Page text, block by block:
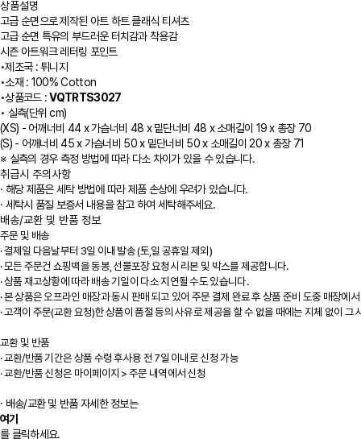
상품설명
고급 순면으로 제작된 아트 하트 클래식 티셔츠
고급 순면 특유의 부드러운 터치감과 착용감
시즌 아트워크 레터링 포인트
•제조국 : 튀니지
•소재 : 100% Cotton
•상품코드 :VQTRTS3027
• 실측(단위 cm)
(XS) - 어깨너비 44 x 가슴너비 48 x 밑단너비 48 x 소매길이 19 x 총장 70
(S) - 어깨너비 45 x 가슴너비 50 x 밑단너비 50 x 소매길이 20 x 총장 71
※ 실측의 경우 측정 방법에 따라 다소 차이가 있을 수 있습니다.
취급시 주의사항
· 해당 제품은 세탁 방법에 따라 제품 손상에 우려가 있습니다.
· 세탁시 품질 보증서 내용을 참고 하여 세탁해주세요.
배송/교환 및 반품 정보
주문 및 배송
·결제일 다음날부터 3일 이내 발송 (토,일 공휴일 제외)
·모든 주문건 쇼핑백을 동봉, 선물포장 요청시 리본 및 박스를 제공합니다.
·상품 재고상황에 따라 배송 기일이 다소 지연될 수도 있습니다.
·본 상품은 오프라인 매장과 동시 판매 되고 있어 주문 결제 완료 후 상품 준비 도중 매장에
·고객이 주문(교환 요청)한 상품이 품절 등의 사유로 제공을 할 수 없을 때에는 지체 없이
교환 및 반품
·교환/반품 기간은 상품 수령 후사용 전 7일 이내로 신청 가능
·교환/반품 신청은 마이페이지 > 주문 내역에서 신청
· 배송/교환 및 반품 자세한 정보는
여기
를 클릭하세요.